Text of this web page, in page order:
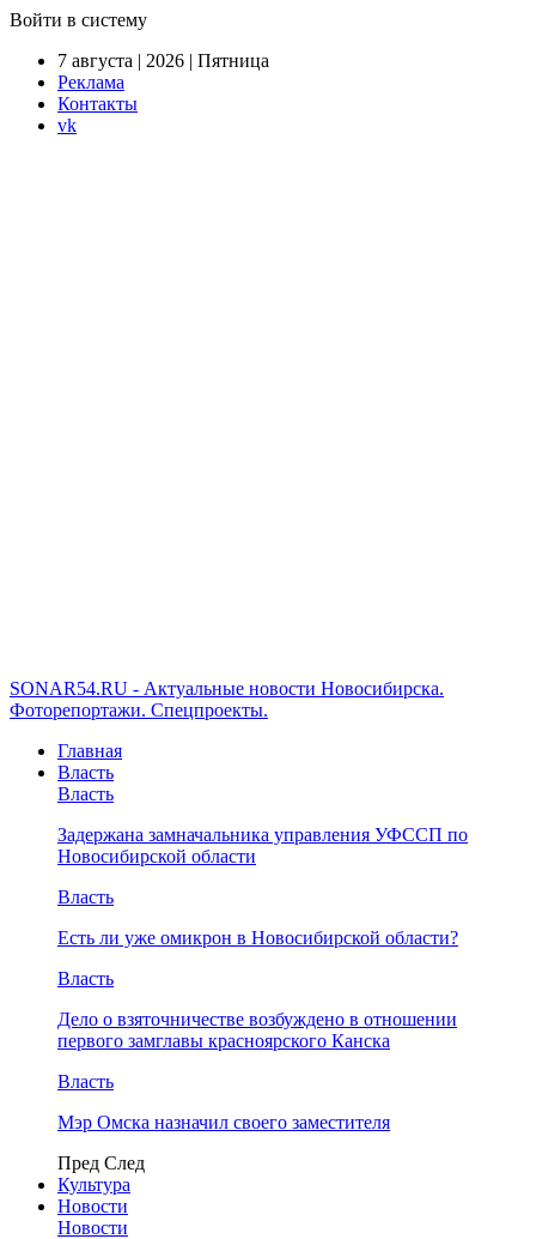
Войти в систему
7 августа | 2026 | Пятница
Реклама
Контакты
vk
SONAR54.RU - Актуальные новости Новосибирска.
Фоторепортажи. Спецпроекты.
Главная
Власть
Власть
Задержана замначальника управления УФССП по
Новосибирской области
Власть
Есть ли уже омикрон в Новосибирской области?
Власть
Дело о взяточничестве возбуждено в отношении
первого замглавы красноярского Канска
Власть
Мэр Омска назначил своего заместителя
Пред След
Культура
Новости
Новости